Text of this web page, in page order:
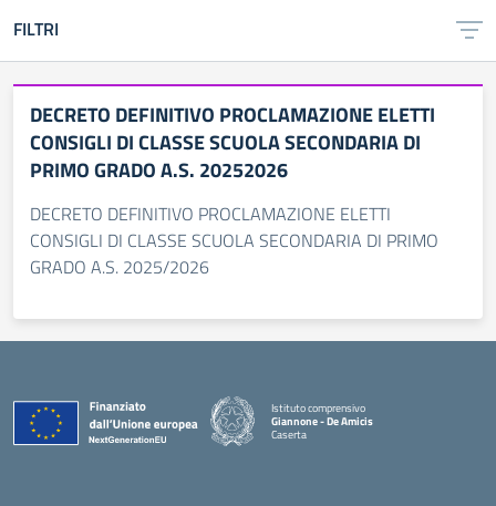
FILTRI
DECRETO DEFINITIVO PROCLAMAZIONE ELETTI
CONSIGLI DI CLASSE SCUOLA SECONDARIA DI
PRIMO GRADO A.S. 20252026
DECRETO DEFINITIVO PROCLAMAZIONE ELETTI
CONSIGLI DI CLASSE SCUOLA SECONDARIA DI PRIMO
GRADO A.S. 2025/2026
Istituto comprensivo
Giannone - De Amicis
Caserta